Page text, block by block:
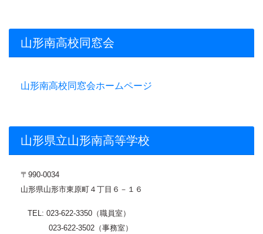
山形南高校同窓会
山形南高校同窓会ホームページ
山形県立山形南高等学校
〒 990-0034
山形県山形市東原町４丁目６－１６
TEL: 023-622-3350（職員室）
023-622-3502（事務室）